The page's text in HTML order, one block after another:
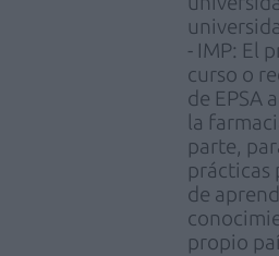
- IMP: El
curso o
de EPSA
la
parte,
prácticas
de
propio